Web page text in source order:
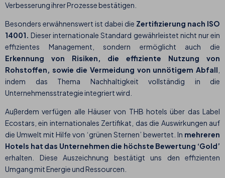
Verbesserung ihrer Prozesse bestätigen.
Besonders erwähnenswert ist dabei die Zertifizierung nach ISO
14001. Dieser internationale Standard gewährleistet nicht nur ein
effizientes Management, sondern ermöglicht auch die
Erkennung von Risiken, die effiziente Nutzung von
Rohstoffen, sowie die Vermeidung von unnötigem Abfall
indem das Thema Nachhaltigkeit vollständig in die
Unternehmensstrategie integriert wird.
Außerdem verfügen alle Häuser von THB hotels über das Label
Ecostars, ein internationales Zertifikat, das die Auswirkungen auf
die Umwelt mit Hilfe von ‘grünen Sternen’ bewertet. In mehreren
Hotels hat das Unternehmen die höchste Bewertung ‘Gold’
erhalten. Diese Auszeichnung bestätigt uns den effizienten
Umgang mit Energie und Ressourcen.